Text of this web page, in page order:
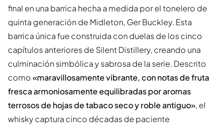
final en una barrica hecha a medida por el tonelero de
quinta generación de Midleton, Ger Buckley. Esta
barrica única fue construida con duelas de los cinco
capítulos anteriores de Silent Distillery, creando una
culminación simbólica y sabrosa de la serie. Descrito
como«maravillosamente vibrante, con notas de fruta
fresca armoniosamente equilibradas por aromas
terrosos de hojas de tabaco seco y roble antiguo», el
whisky captura cinco décadas de paciente